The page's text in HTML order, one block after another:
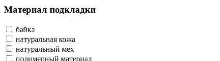
Материал подкладки
байка
натуральная кожа
натуральный мех
полимерный материал